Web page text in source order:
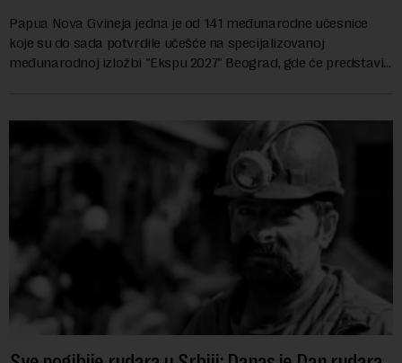
Papua Nova Gvineja jedna je od 141 međunarodne učesnice
koje su do sada potvrdile učešće na specijalizovanoj
međunarodnoj izložbi "Ekspu 2027" Beograd, gde će predstaviti